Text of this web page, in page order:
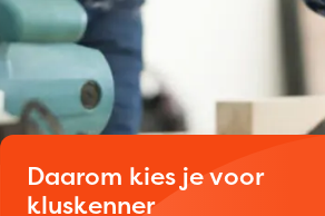
Daarom kies je voor
kluskenner